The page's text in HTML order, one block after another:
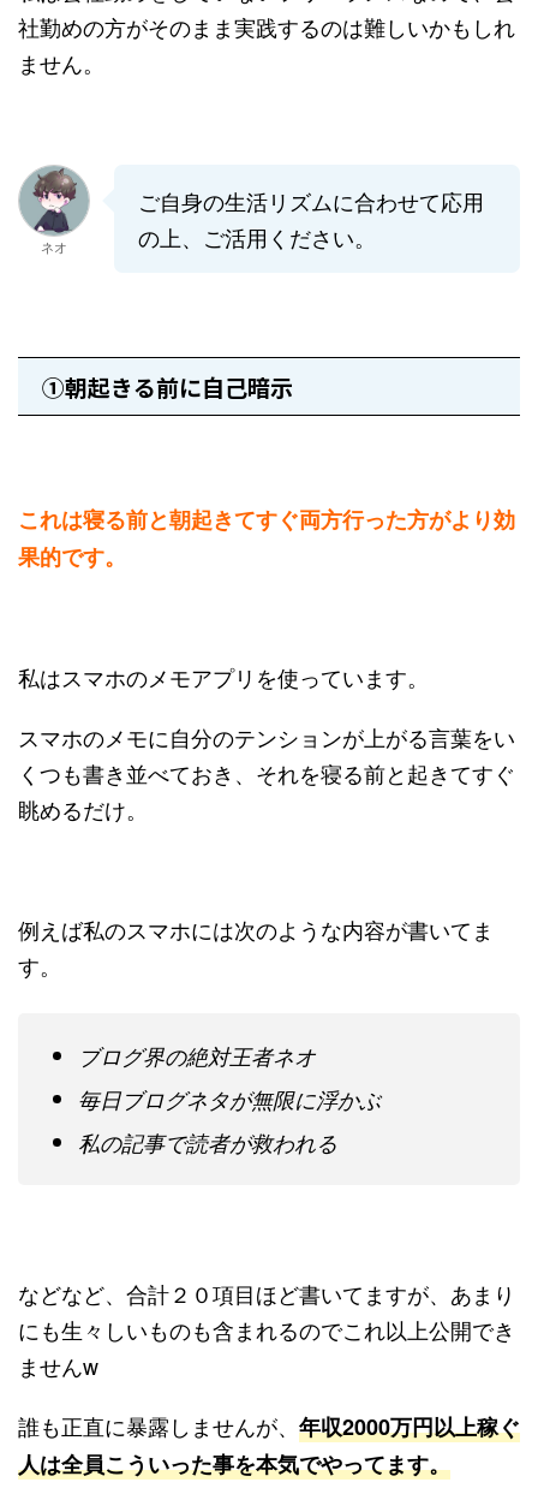
社勤めの方がそのまま実践するのは難しいかもしれ
ません。
ネオ
ご自身の生活リズムに合わせて応用
の上、ご活用ください。
①朝起きる前に自己暗示
これは寝る前と朝起きてすぐ両方行った方がより効
果的です。
私はスマホのメモアプリを使っています。
スマホのメモに自分のテンションが上がる言葉をい
くつも書き並べておき、それを寝る前と起きてすぐ
眺めるだけ。
例えば私のスマホには次のような内容が書いてま
す。
ブログ界の絶対王者ネオ
毎日ブログネタが無限に浮かぶ
私の記事で読者が救われる
などなど、合計２０項目ほど書いてますが、あまり
にも生々しいものも含まれるのでこれ以上公開でき
ませんw
誰も正直に暴露しませんが、 年収2000万円以上稼ぐ
人は全員こういった事を本気でやってます。